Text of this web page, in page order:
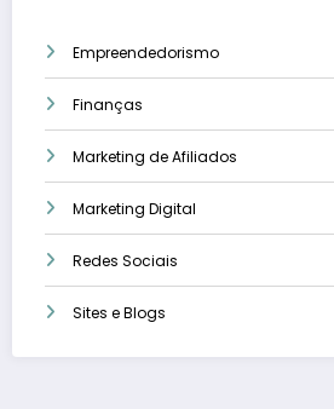
Empreendedorismo
Finanças
Marketing de Afiliados
Marketing Digital
Redes Sociais
Sites e Blogs